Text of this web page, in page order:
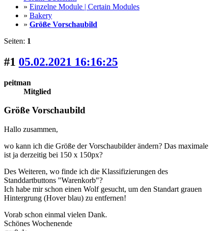
» Einzelne Module | Certain Modules
» Bakery
» Größe Vorschaubild
Seiten: 1
#1 05.02.2021 16:16:25
peitman
Mitglied
Größe Vorschaubild
Hallo zusammen,
wo kann ich die Größe der Vorschaubilder ändern? Das maximale
ist ja derzeitig bei 150 x 150px?
Des Weiteren, wo finde ich die Klassifizierungen des
Standdartbuttons "Warenkorb"?
Ich habe mir schon einen Wolf gesucht, um den Standart grauen
Hintergrung (Hover blau) zu entfernen!
Vorab schon einmal vielen Dank.
Schönes Wochenende